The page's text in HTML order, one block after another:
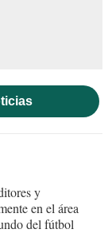
y
en el área
del fútbol